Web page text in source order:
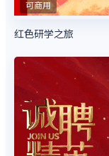
可商用
红色研学之旅